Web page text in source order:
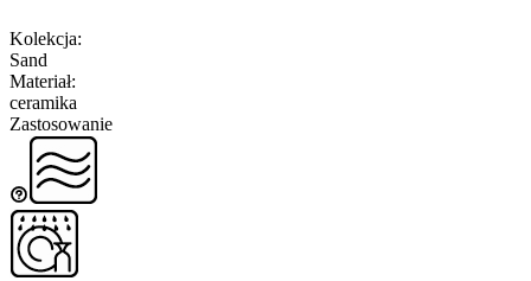
Kolekcja:
Sand
Materiał:
ceramika
Zastosowanie